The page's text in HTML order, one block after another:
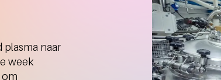
plasma naar
week
om